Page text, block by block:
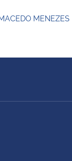
MENEZES